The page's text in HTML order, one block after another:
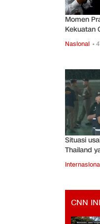
Momen
Kekuatan
Nasional •
Situasi
Thailand
CNN